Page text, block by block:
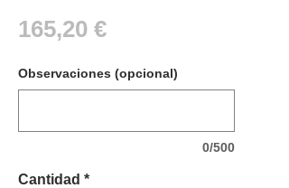
165,20 €Precio
Observaciones (opcional)
0/500
Cantidad *